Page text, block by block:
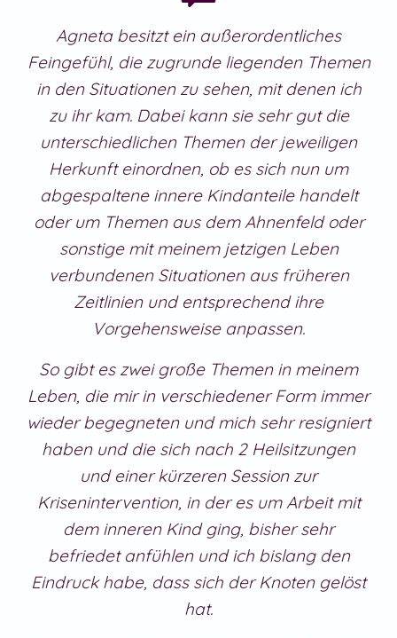
Agneta besitzt ein außerordentliches
Feingefühl, die zugrunde liegenden Themen
in den Situationen zu sehen, mit denen ich
zu ihr kam. Dabei kann sie sehr gut die
unterschiedlichen Themen der jeweiligen
Herkunft einordnen, ob es sich nun um
abgespaltene innere Kindanteile handelt
oder um Themen aus dem Ahnenfeld oder
sonstige mit meinem jetzigen Leben
verbundenen Situationen aus früheren
Zeitlinien und entsprechend ihre
Vorgehensweise anpassen.
So gibt es zwei große Themen in meinem
Leben, die mir in verschiedener Form immer
wieder begegneten und mich sehr resigniert
haben und die sich nach 2 Heilsitzungen
und einer kürzeren Session zur
Krisenintervention, in der es um Arbeit mit
dem inneren Kind ging, bisher sehr
befriedet anfühlen und ich bislang den
Eindruck habe, dass sich der Knoten gelöst
hat.